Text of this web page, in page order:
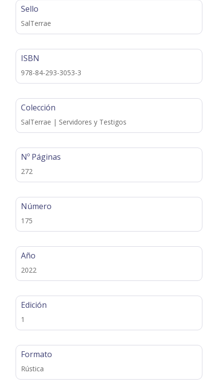
Sello
SalTerrae
ISBN
978-84-293-3053-3
Colección
SalTerrae | Servidores y Testigos
Nº Páginas
272
Número
175
Año
2022
Edición
1
Formato
Rústica